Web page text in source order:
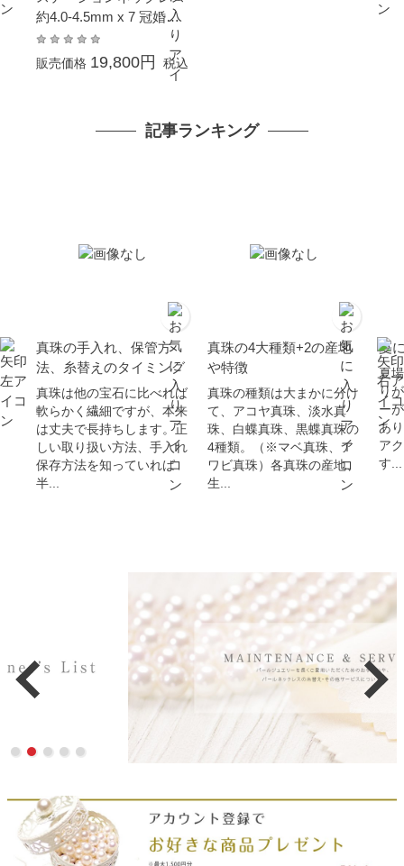
約4.0-4.5mm x 7 冠婚葬
祭 結婚式 卒業 入園 入学
式 母の日 ホワイトデー
プレゼント 金属アレルギ
販売価格 19,800円 税込
記事ランキング
真珠の手入れ、保管方
法、糸替えのタイミング
真珠は他の宝石に比べれば
軟らかく繊細ですが、本来
は丈夫で長持ちします。正
しい取り扱い方法、手入れ
保存方法を知っていれば
半...
真珠の4大種類+2の産地
や特徴
真珠の種類は大まかに分け
て、アコヤ真珠、淡水真
珠、白蝶真珠、黒蝶真珠の
4種類。（※マベ真珠、ア
ワビ真珠）各真珠の産地、
生...
夏
夏
り
ー
あ
ア
す...